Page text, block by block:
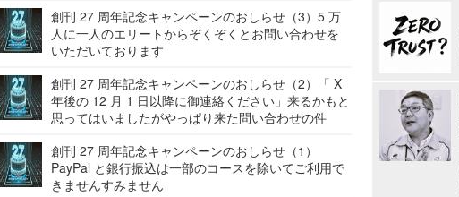
創刊 27 周年記念キャンペーンのおしらせ（3）5 万
人に一人のエリートからぞくぞくとお問い合わせを
いただいております
創刊 27 周年記念キャンペーンのおしらせ（2）「 X
年後の 12 月 1 日以降に御連絡ください」来るかもと
思ってはいましたがやっぱり来た問い合わせの件
創刊 27 周年記念キャンペーンのおしらせ（1）
PayPal と銀行振込は一部のコースを除いてご利用で
きませんすみません